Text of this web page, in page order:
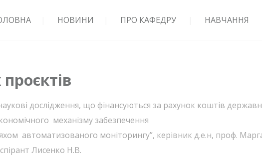
НОВИНИ ПРО КАФЕДРУ НАВЧАННЯ
дослідження, що фінансуються за рахунок коштів
механізму забезпечення
автоматизованого моніторингу”, керівник д.е.н, проф.
Лисенко Н.В.